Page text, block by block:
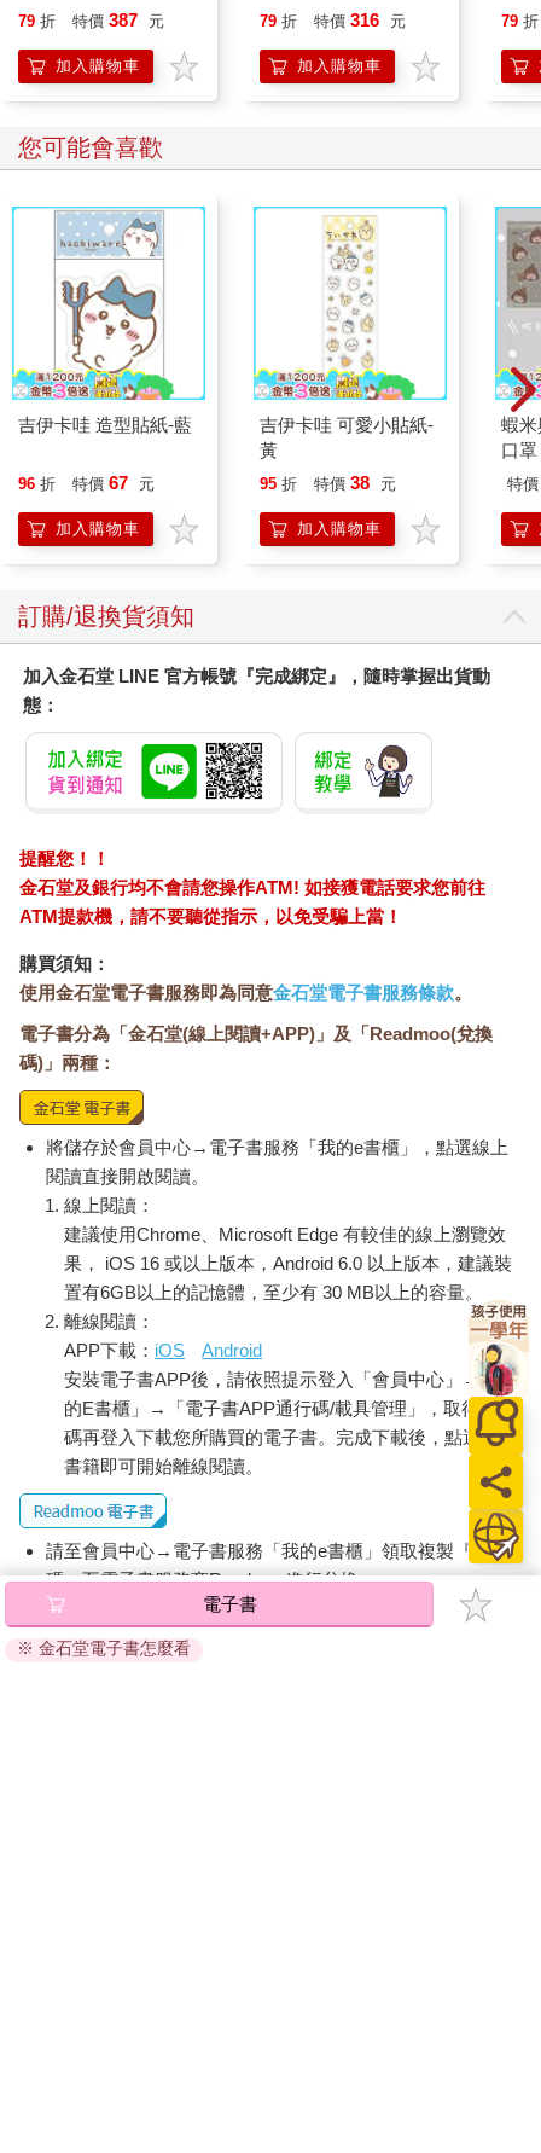
「牠們離開了！」傑克對著牠呼喊：「你現在可以走了！快走
吧！」
「快！趁牠們還沒回來前快走！」安妮大聲說。
他們講話的當下，更多冰塊崩落。原本可以通向深水區的水道，
現在被一塊崩落的冰完全堵住了。
「喔，不。牠出不去！」安妮說。
「退後！」有人在他們身後大吼：「走開！」
傑克和安妮轉過身。
有個男孩站在他們上方的岩石堆上，一頭及肩的紅髮，年紀看起
來和安妮差不多，但手上握著一支巨大的長矛。
「哇！嗨！」傑克說：「你是誰？」
男孩皺起眉頭。他穿著寬鬆的紅色短袍、皮褲和皮靴，腰間繫著
繩子。他的長矛是木頭做的，有著鋒利的金屬矛頭。
也許他的爸媽在研究站工作，傑克心想，也許他只是喜歡角色扮
「走開！牠是我的！」男孩說。
「你的？什麼意思？」傑克說。
「牠才不是任何人的！」安妮說。
那個男孩大步走下岩坡，朝著大海前進。他舉起手上的長矛，瞄
「不！住手！你在做什麼？」傑克說，一邊衝向男孩，
試圖奪下他的長矛。男孩一個沒抓好，長矛就離手了。
傑克緊抓著長矛，感覺好重，幾乎舉不起來。什麼樣的小孩會拿
著這種東西到處跑？他感到奇怪。
擋在他和傑克之間。
「住手！」她說：「你為什麼要傷害那頭獨角鯨？你是哪裡有問
題？」
「這個理由太糟了！」安妮說。
「你不能為了牠的角就要殺牠！」傑克說。
「為什麼不能？」男孩說。他用湛藍的雙眼惡狠狠的瞪著傑克。
物，牠們知道我們永遠不會知道的祕密，聽得見我們永遠聽不見
的聲音！牠們用的語言，我們永遠也無法明白！懂了嗎？」
邊。他盯著獨角鯨，彷彿第一次見到這種生物。
然後，他轉向傑克與安妮。
「我可以幫你們救牠。」他說。
「謝謝你！」安妮說。
「喏，這個還你。」傑克說，一邊把男孩的長矛交還給他。
「我們要怎麼救牠？」安妮問。
「我們一起過去牠那裡。」男孩說：「跟我來。」
貓漫畫學歷史】
79 折 特價 387 元
加入購物車
79 折 特價 316 元
加入購物車
79 折
您可能會喜歡
吉伊卡哇 造型貼紙-藍
96 折 特價 67 元
加入購物車
吉伊卡哇 可愛小貼紙-
黃
95 折 特價 38 元
加入購物車
蝦
口
特價
訂購/退換貨須知
加入金石堂 LINE 官方帳號『完成綁定』，隨時掌握出貨動
態：
提醒您！！
金石堂及銀行均不會請您操作ATM! 如接獲電話要求您前往
ATM提款機，請不要聽從指示，以免受騙上當！
購買須知：
使用金石堂電子書服務即為同意金石堂電子書服務條款。
電子書分為「金石堂(線上閱讀+APP)」及「Readmoo(兌換
碼)」兩種：
將儲存於會員中心→電子書服務「我的e書櫃」，點選線上
閱讀直接開啟閱讀。
線上閱讀：
建議使用Chrome、Microsoft Edge 有較佳的線上瀏覽效
果， iOS 16 或以上版本，Android 6.0 以上版本，建議裝
置有6GB以上的記憶體，至少有 30 MB以上的容量。
離線閱讀：
APP下載： iOS
Android
安裝電子書APP後，請依照提示登入「會員中心」→「我
的E書櫃」→「電子書APP通行碼/載具管理」，取得通行
碼再登入下載您所購買的電子書。完成下載後，點選任一
書籍即可開始離線閱讀。
請至會員中心→電子書服務「我的e書櫃」領取複製『兌換
碼』至電子書服務商Readmoo進行兌換。
退換貨須知：
因版權保護，您在金石堂所購買的電子書僅能以金石堂專屬
電子書
※ 金石堂電子書怎麼看